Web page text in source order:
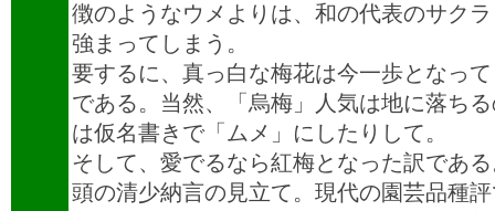
徴のようなウメよりは、和の代表のサク
強まってしまう。
要するに、真っ白な梅花は今一歩となっ
である。当然、「烏梅」人気は地に落ち
は仮名書きで「ムメ」にしたりして。
そして、愛でるなら紅梅となった訳であ
頭の清少納言の見立て。現代の園芸品種